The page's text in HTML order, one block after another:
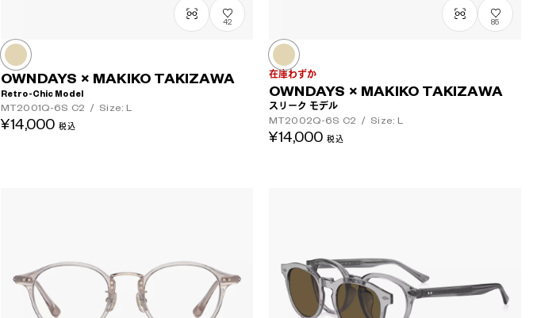
42
OWNDAYS × MAKIKO TAKIZAWA
Retro-Chic Model
MT2001Q-6S C2 / Size: L
¥14,000 税込
85
在庫わずか
OWNDAYS × MAKIKO TAKIZAWA
スリーク モデル
MT2002Q-6S C2 / Size: L
¥14,000 税込